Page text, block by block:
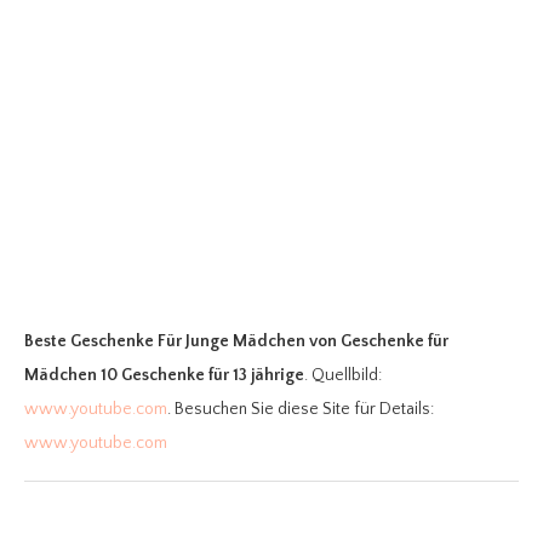
Beste Geschenke Für Junge Mädchen von Geschenke für
Mädchen 10 Geschenke für 13 jährige. Quellbild:
www.youtube.com. Besuchen Sie diese Site für Details:
www.youtube.com